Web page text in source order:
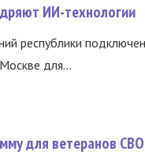
ИИ-технологии
республики
для...
для ветеранов СВО